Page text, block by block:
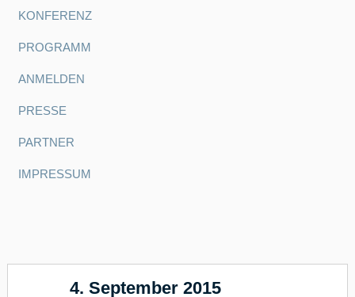
KONFERENZ
PROGRAMM
ANMELDEN
PRESSE
PARTNER
IMPRESSUM
4. September 2015